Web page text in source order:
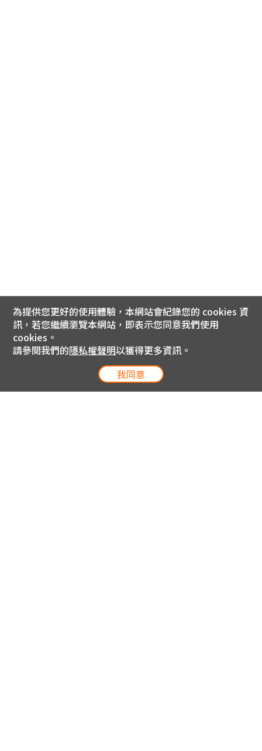
為提供您更好的使用體驗，本網站會紀錄您的 cookies 資
訊，若您繼續瀏覽本網站，即表示您同意我們使用
cookies。
請參閱我們的隱私權聲明以獲得更多資訊。
我同意